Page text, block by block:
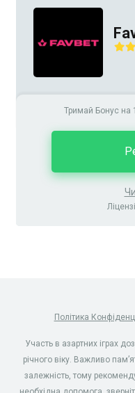
Тримай Бонус на
Політика
Участь в азартних іграх
річного віку. Важливо
залежність, тому